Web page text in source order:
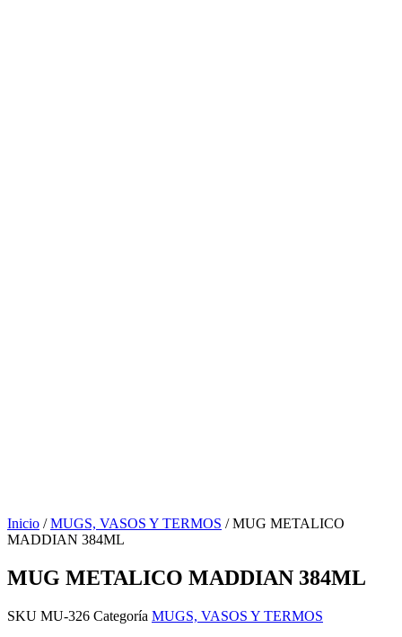
Inicio /MUGS, VASOS Y TERMOS / MUG METALICO
MADDIAN 384ML
MUG METALICO MADDIAN 384ML
SKU MU-326 Categoría MUGS, VASOS Y TERMOS